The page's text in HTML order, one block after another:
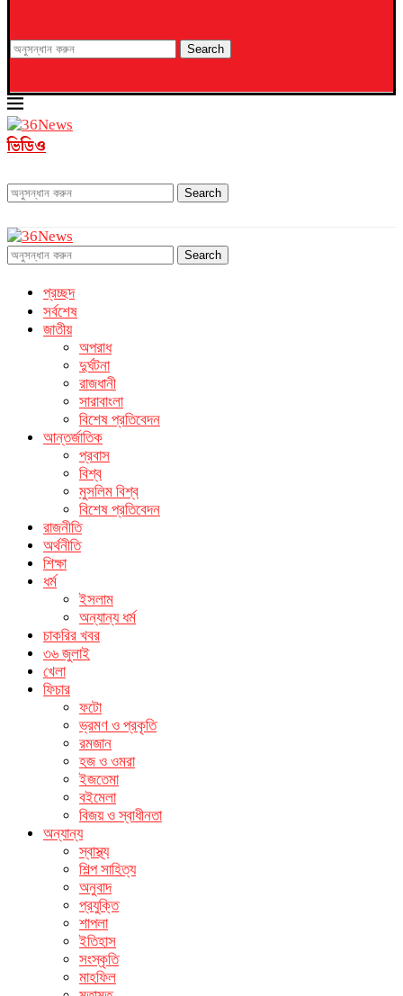
Search
ভিডিও
Search
Search
প্রচ্ছদ
সর্বশেষ
জাতীয়
অপরাধ
দুর্ঘটনা
রাজধানী
সারাবাংলা
বিশেষ প্রতিবেদন
আন্তর্জাতিক
প্রবাস
বিশ্ব
মুসলিম বিশ্ব
বিশেষ প্রতিবেদন
রাজনীতি
অর্থনীতি
শিক্ষা
ধর্ম
ইসলাম
অন্যান্য ধর্ম
চাকরির খবর
৩৬ জুলাই
খেলা
ফিচার
ফটো
ভ্রমণ ও প্রকৃতি
রমজান
হজ ও ওমরা
ইজতেমা
বইমেলা
বিজয় ও স্বাধীনতা
অন্যান্য
স্বাস্থ্য
শিল্প সাহিত্য
অনুবাদ
প্রযুক্তি
শাপলা
ইতিহাস
সংস্কৃতি
মাহফিল